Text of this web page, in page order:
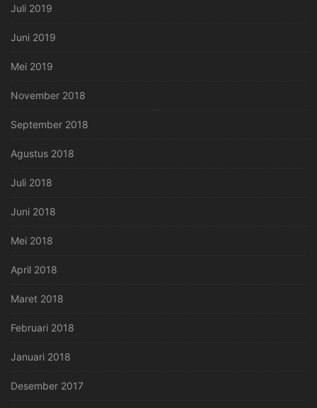
Juli 2019
Juni 2019
Mei 2019
November 2018
September 2018
Agustus 2018
Juli 2018
Juni 2018
Mei 2018
April 2018
Maret 2018
Februari 2018
Januari 2018
Desember 2017